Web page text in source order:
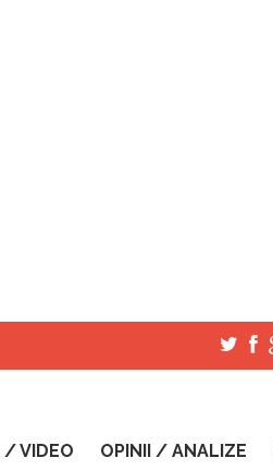
/ VIDEO OPINII / ANALIZE